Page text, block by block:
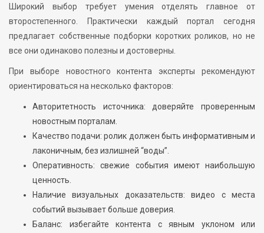
Широкий выбор требует умения отделять главное от
второстепенного. Практически каждый портал сегодня
предлагает собственные подборки коротких роликов, но не
все они одинаково полезны и достоверны.
При выборе новостного контента эксперты рекомендуют
ориентироваться на несколько факторов:
Авторитетность источника: доверяйте проверенным
новостным порталам.
Качество подачи: ролик должен быть информативным и
лаконичным, без излишней “воды”.
Оперативность: свежие события имеют наибольшую
ценность.
Наличие визуальных доказательств: видео с места
событий вызывает больше доверия.
Баланс: избегайте контента с явным уклоном или